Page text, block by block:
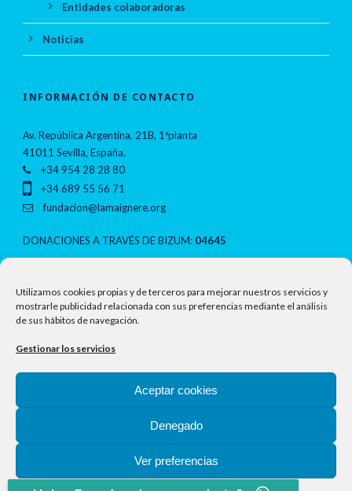
Utilizamos cookies propias y de terceros para mejorar nuestros servicios y
mostrarle publicidad relacionada con sus preferencias mediante el análisis
de sus hábitos de navegación.
Gestionar los servicios
Aceptar cookies
Denegado
Ver preferencias
Entidades colaboradoras
Noticias
INFORMACIÓN DE CONTACTO
Av. República Argentina, 21B, 1ªplanta
41011 Sevilla, España.
+34 954 28 28 80
+34 689 55 56 71
fundacion@lamaignere.org
DONACIONES A TRAVÉS DE BIZUM: 04645
NOTAS LEGALES
Política de privacidad
Copyright 2018-2026 Fundación Lamaignere, Todos los derechos